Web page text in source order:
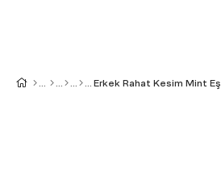
Erkek Rahat Kesim Mint